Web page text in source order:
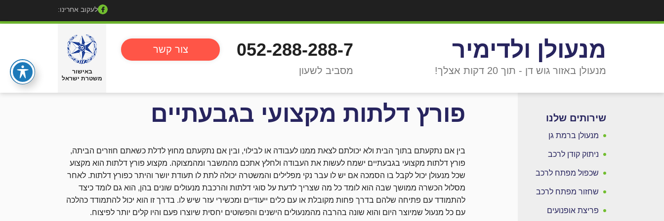
לעקוב אחרינו:
באישור
משטרת ישראל
צור קשר 052-288-288-7
מסביב לשעון
מנעולן ולדימיר
מנעולן באזור גוש דן - תוך 20 דקות אצלך!
פורץ דלתות מקצועי בגבעתיים
בין אם נתקעתם בתוך הבית ולא יכולתם לצאת ממנו לעבודה או לבילוי, ובין אם נתקעתם מחוץ לדלת כשאתם חוזרים הביתה,
פורץ דלתות מקצועי בגבעתיים ישמח לעשות את העבודה ולחלץ אתכם מהמשבר ומהמצוקה. מקצוע פורץ דלתות הוא מקצוע
שכל מנעולן יכול לקבל בו הסמכה אם יש לו עבר נקי מפלילים והמשטרה יכולה לתת לו תעודת יושר והיתר כפורץ דלתות. לאחר
מסלול הכשרה ממושך שבה הוא לומד כל מה שצריך לדעת על סוגי דלתות והרכבת מנעולים שונים בהן, הוא גם לומד כיצד
להתמודד עם פתיחה שלהם בדרך פחות מקובלת או עם כלים ייעודיים ומכשירי עזר שיש לו. בדרך זו הוא יכול להתמודד כהלכה
עם כל מנעול שמיוצר היום והוא שונה בהרבה מהמנעולים הישנים והפשוטים יחסית שיוצרו פעם והיו קלים יותר לפיצוח.
שירותים שלנו
מנעולן ברמת גן
ניתוק קודן לרכב
שכפול מפתח לרכב
שחזור מפתח לרכב
פריצת אופנועים